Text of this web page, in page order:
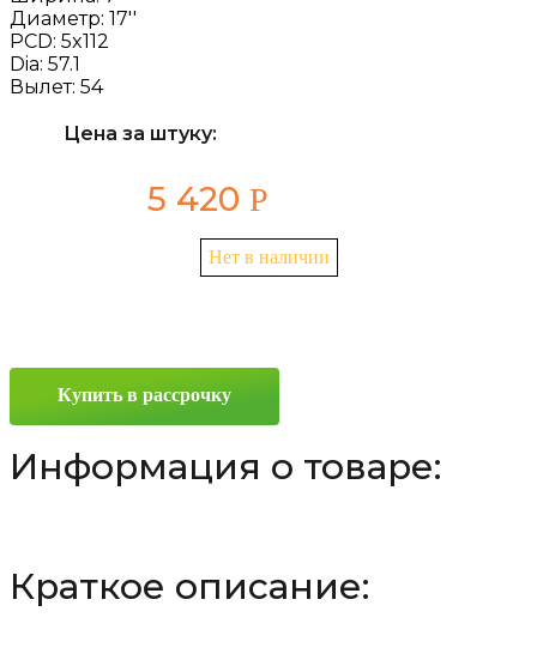
Диаметр: 17''
PCD: 5x112
Dia: 57.1
Вылет: 54
Цена за штуку:
5 420 Р
Нет в наличии
Купить в рассрочку
Информация о товаре:
Краткое описание: